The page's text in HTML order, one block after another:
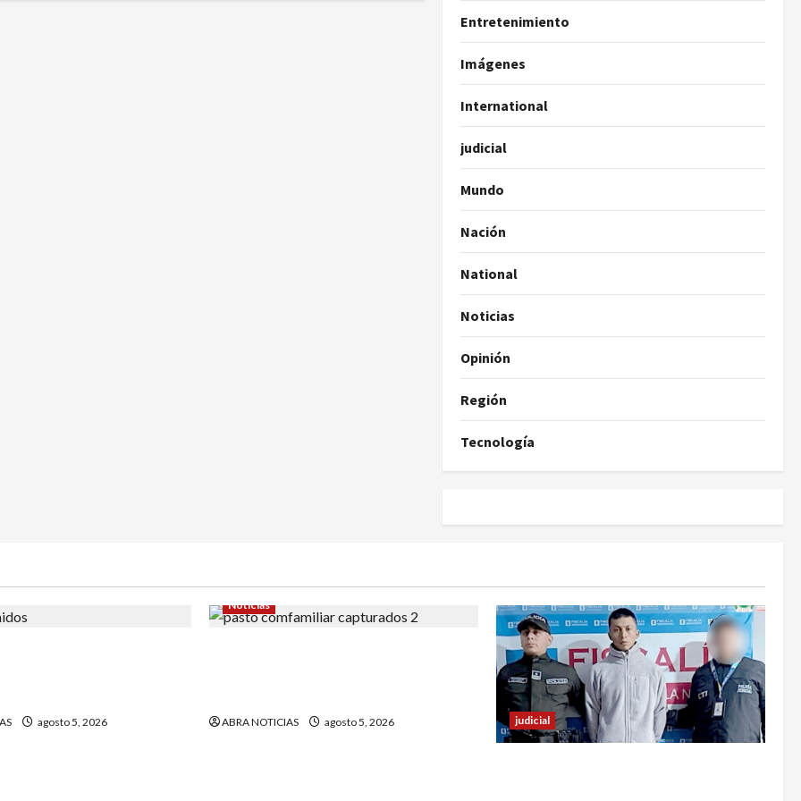
Entretenimiento
Imágenes
International
judicial
Mundo
Nación
National
Noticias
Opinión
Región
Tecnología
agosto 5, 2026
Noticias
ABRA NOTICIAS agosto 5, 2026 judicial